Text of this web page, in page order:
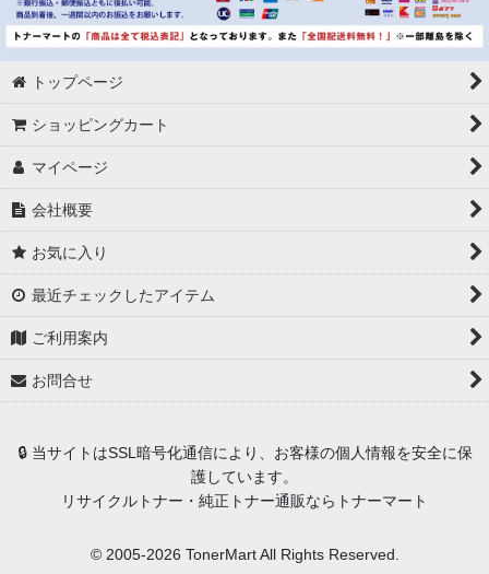
トップページ
ショッピングカート
マイページ
会社概要
お気に入り
最近チェックしたアイテム
ご利用案内
お問合せ
🔒 当サイトはSSL暗号化通信により、お客様の個人情報を安全に保
護しています。
リサイクルトナー・純正トナー通販ならトナーマート
© 2005-2026 TonerMart All Rights Reserved.